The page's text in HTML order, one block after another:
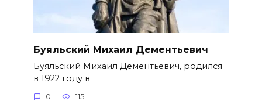
Буяльский Михаил Дементьевич
Буяльский Михаил Дементьевич, родился
в 1922 году в
0 115